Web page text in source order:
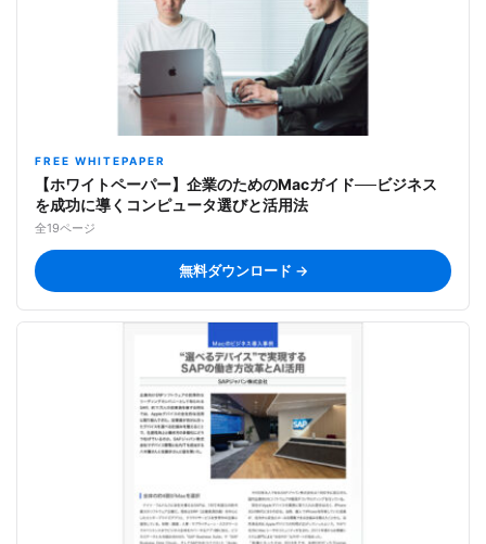
FREE WHITEPAPER
【ホワイトペーパー】企業のためのMacガイド──ビジネス
を成功に導くコンピュータ選びと活用法
全19ページ
無料ダウンロード →